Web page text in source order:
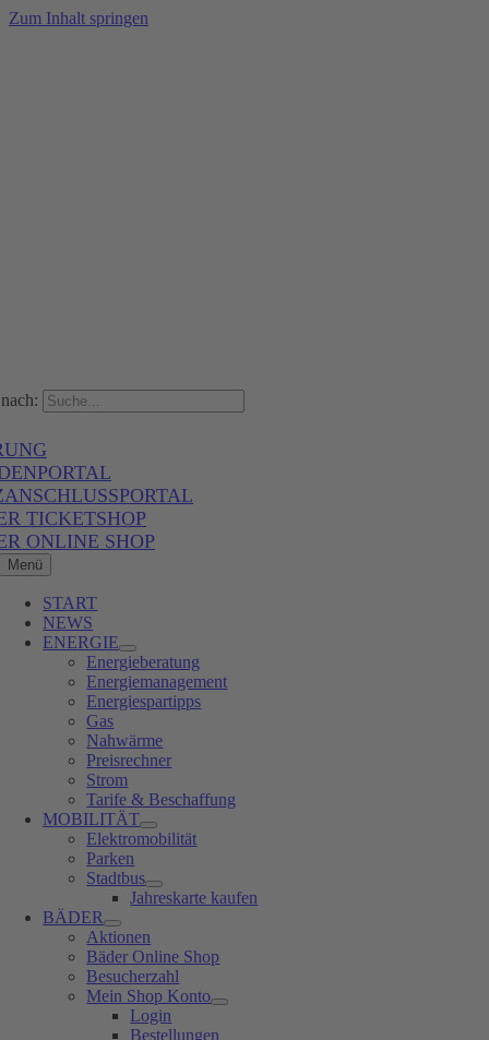
Zum Inhalt springen
TICKETSHOP
ONLINE SHOP
Menü
START
NEWS
ENERGIE
Energieberatung
Energiemanagement
Energiespartipps
Gas
Nahwärme
Preisrechner
Strom
Tarife & Beschaffung
MOBILITÄT
Elektromobilität
Parken
Stadtbus
Jahreskarte kaufen
BÄDER
Aktionen
Bäder Online Shop
Besucherzahl
Mein Shop Konto
Login
Bestellungen